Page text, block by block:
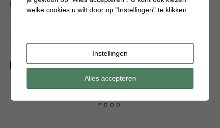
Sneeuwpopkrans maken om bij de voordeur te hangen
FOOD
welke cookies u wilt door op "Instellingen" te klikken.
Instellingen
Alles accepteren